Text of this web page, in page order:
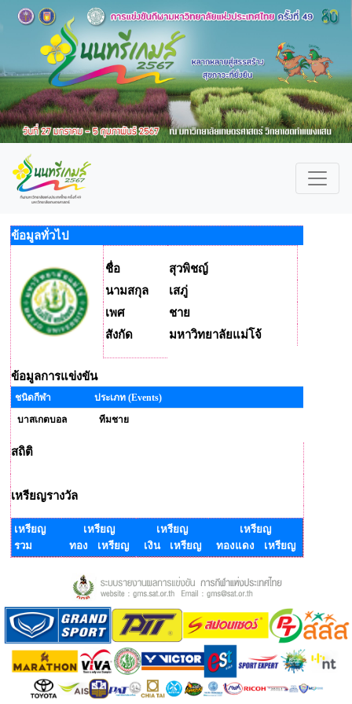
ข้อมูลทั่วไป
ชื่อ
สุวพิชญ์
นามสกุล
เสภู่
เพศ
ชาย
สังกัด
มหาวิทยาลัยแม่โจ้
ข้อมูลการแข่งขัน
ชนิดกีฬา
ประเภท (Events)
บาสเกตบอล
ทีมชาย
สถิติ
เหรียญรางวัล
เหรียญ
รวม
เหรียญ
ทอง เหรียญ
เหรียญ
เงิน เหรียญ
เหรียญ
ทองแดง เหรียญ